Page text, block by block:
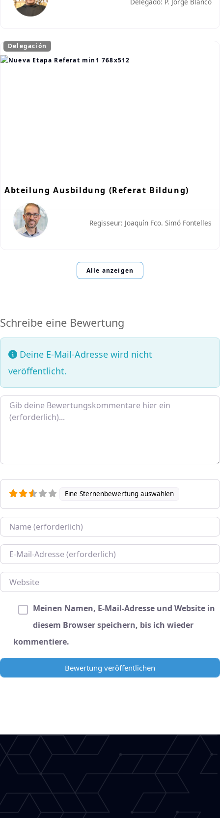
Delegación
Abteilung Ausbildung (Referat Bildung)
Regisseur: Joaquín Fco. Simó Fontelles
Alle anzeigen
Schreibe eine Bewertung
Deine E-Mail-Adresse wird nicht
veröffentlicht.
Bewertungstext
Eine Sternenbewertung auswählen
Name
E-Mail
Website
Meinen Namen, E-Mail-Adresse und Website in
diesem Browser speichern, bis ich wieder
kommentiere.